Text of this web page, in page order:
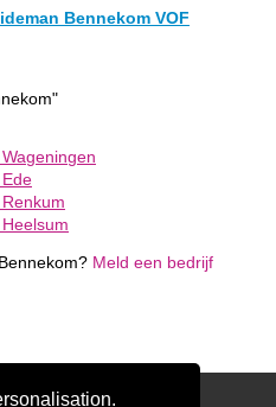
Bennekom VOF
Meld een bedrijf